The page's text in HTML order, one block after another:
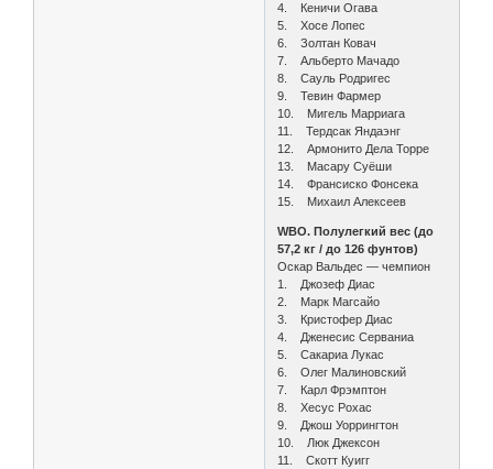
4. Кеничи Огава
5. Хосе Лопес
6. Золтан Ковач
7. Альберто Мачадо
8. Сауль Родригес
9. Тевин Фармер
10. Мигель Марриага
11. Тердсак Яндаэнг
12. Армонито Дела Торре
13. Масару Суёши
14. Франсиско Фонсека
15. Михаил Алексеев
WBO. Полулегкий вес (до
57,2 кг / до 126 фунтов)
Оскар Вальдес — чемпион
1. Джозеф Диас
2. Марк Магсайо
3. Кристофер Диас
4. Дженесис Серваниа
5. Сакариа Лукас
6. Олег Малиновский
7. Карл Фрэмптон
8. Хесус Рохас
9. Джош Уоррингтон
10. Люк Джексон
11. Скотт Куигг